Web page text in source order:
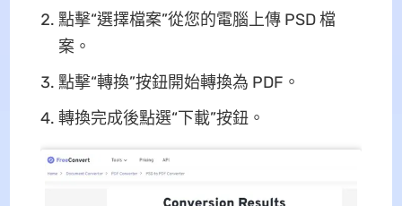
點擊“選擇檔案”從您的電腦上傳 PSD 檔
案。
點擊“轉換”按鈕開始轉換為 PDF。
轉換完成後點選“下載”按鈕。